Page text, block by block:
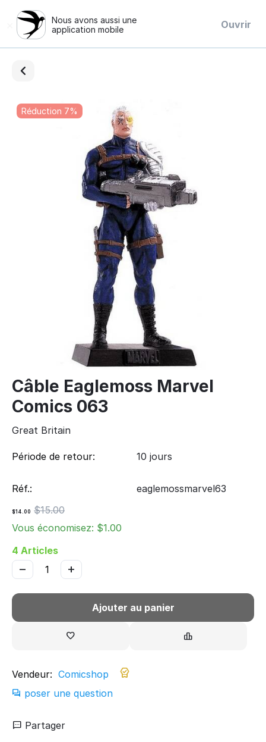
Nous avons aussi une
application mobile
Ouvrir
Réduction 7%
Câble Eaglemoss Marvel
Comics 063
Great Britain
Période de retour: 10 jours
Réf.: eaglemossmarvel63
$14.00 $15.00
Vous économisez: $1.00
4 Articles
+
−
Ajouter au panier
Vendeur: Comicshop
poser une question
Partager